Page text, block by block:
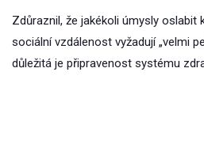
Zdůraznil, že jakékoli úmysly oslabit
sociální vzdálenost vyžadují „velmi
důležitá je připravenost systému